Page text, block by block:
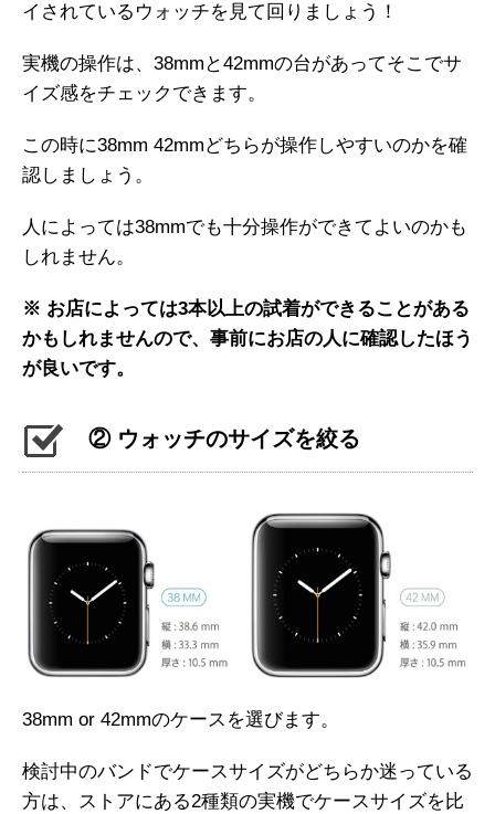
イされているウォッチを見て回りましょう！
実機の操作は、38mmと42mmの台があってそこでサ
イズ感をチェックできます。
この時に38mm 42mmどちらが操作しやすいのかを確
認しましょう。
人によっては38mmでも十分操作ができてよいのかも
しれません。
※ お店によっては3本以上の試着ができることがある
かもしれませんので、事前にお店の人に確認したほう
が良いです。
② ウォッチのサイズを絞る
38mm or 42mmのケースを選びます。
検討中のバンドでケースサイズがどちらか迷っている
方は、ストアにある2種類の実機でケースサイズを比